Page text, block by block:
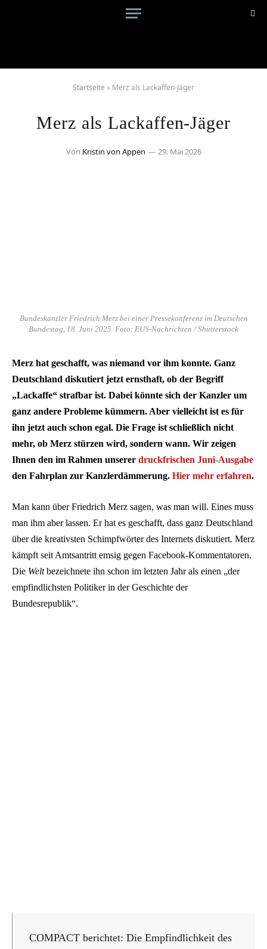
Startseite » Merz als Lackaffen-Jäger
Merz als Lackaffen-Jäger
Von Kristin von Appen 29. Mai 2026
Bundeskanzler Friedrich Merz bei einer Pressekonferenz im Deutschen
Bundestag, 18. Juni 2025. Foto: EUS-Nachrichten / Shutterstock
Merz hat geschafft, was niemand vor ihm konnte. Ganz
Deutschland diskutiert jetzt ernsthaft, ob der Begriff
„Lackaffe“ strafbar ist. Dabei könnte sich der Kanzler um
ganz andere Probleme kümmern. Aber vielleicht ist es für
ihn jetzt auch schon egal. Die Frage ist schließlich nicht
mehr, ob Merz stürzen wird, sondern wann. Wir zeigen
Ihnen den im Rahmen unserer druckfrischen Juni-Ausgabe
den Fahrplan zur Kanzlerdämmerung. Hier mehr erfahren.
Man kann über Friedrich Merz sagen, was man will. Eines muss
man ihm aber lassen. Er hat es geschafft, dass ganz Deutschland
über die kreativsten Schimpfwörter des Internets diskutiert. Merz
kämpft seit Amtsantritt emsig gegen Facebook-Kommentatoren.
Die Weltbezeichnete ihn schon im letzten Jahr als einen „der
empfindlichsten Politiker in der Geschichte der
Bundesrepublik“.
COMPACT berichtet: Die Empfindlichkeit des